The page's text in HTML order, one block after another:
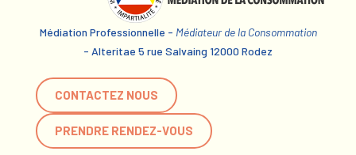
Médiation Professionnelle - Médiateur de la Consommation
- Alteritae 5 rue Salvaing 12000 Rodez
CONTACTEZ NOUS
PRENDRE RENDEZ-VOUS